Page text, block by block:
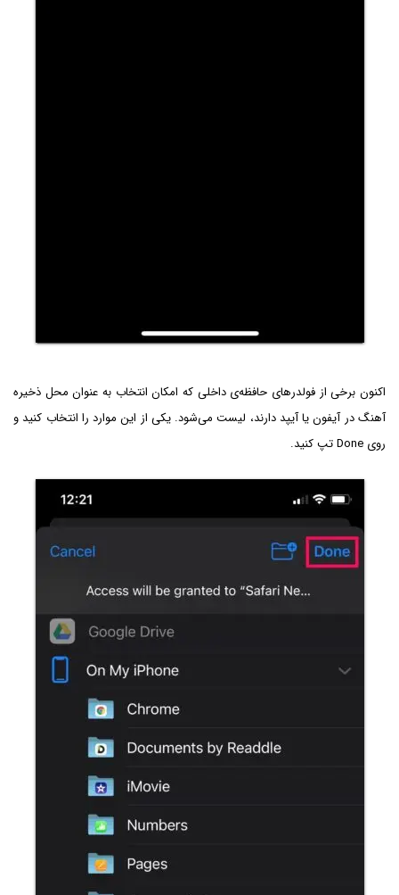
اکنون برخی از فولدرهای حافظه‌ی داخلی که امکان انتخاب به عنوان محل ذخیره
آهنگ در آیفون یا آیپد دارند، لیست می‌شود. یکی از این موارد را انتخاب کنید و
روی Done تپ کنید.